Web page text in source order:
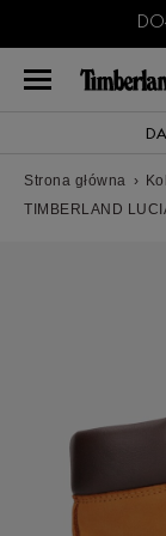
Strona główna ›
TIMBERLAND